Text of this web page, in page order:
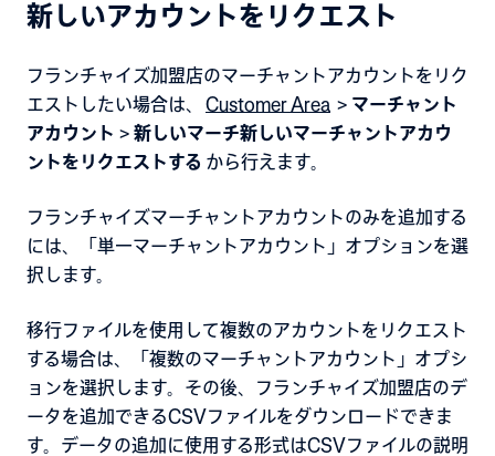
新しいアカウントをリクエスト
フランチャイズ加盟店のマーチャントアカウントをリク
エストしたい場合は、
Customer Area > マーチャント
アカウント > 新しいマーチ新しいマーチャントアカウ
ントをリクエストする から行えます。
フランチャイズマーチャントアカウントのみを追加する
には、「単一マーチャントアカウント」オプションを選
択します。
移行ファイルを使用して複数のアカウントをリクエスト
する場合は、「複数のマーチャントアカウント」オプシ
ョンを選択します。その後、フランチャイズ加盟店のデ
ータを追加できるCSVファイルをダウンロードできま
す。データの追加に使用する形式はCSVファイルの説明